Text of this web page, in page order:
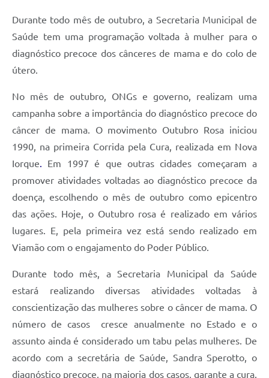
Durante todo mês de outubro, a Secretaria Municipal de
Saúde tem uma programação voltada à mulher para o
diagnóstico precoce dos cânceres de mama e do colo de
útero.
No mês de outubro, ONGs e governo, realizam uma
campanha sobre a importância do diagnóstico precoce do
câncer de mama. O movimento Outubro Rosa iniciou
1990, na primeira Corrida pela Cura, realizada em Nova
Iorque. Em 1997 é que outras cidades começaram a
promover atividades voltadas ao diagnóstico precoce da
doença, escolhendo o mês de outubro como epicentro
das ações. Hoje, o Outubro rosa é realizado em vários
lugares. E, pela primeira vez está sendo realizado em
Viamão com o engajamento do Poder Público.
Durante todo mês, a Secretaria Municipal da Saúde
estará realizando diversas atividades voltadas à
conscientização das mulheres sobre o câncer de mama. O
número de casos cresce anualmente no Estado e o
assunto ainda é considerado um tabu pelas mulheres. De
acordo com a secretária de Saúde, Sandra Sperotto, o
diagnóstico precoce, na maioria dos casos, garante a cura.